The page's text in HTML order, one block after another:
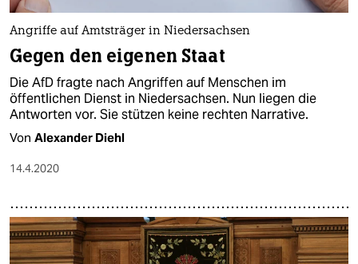
Angriffe auf Amtsträger in Niedersachsen
Gegen den eigenen Staat
Die AfD fragte nach Angriffen auf Menschen im
öffentlichen Dienst in Niedersachsen. Nun liegen die
Antworten vor. Sie stützen keine rechten Narrative.
Von Alexander Diehl
14.4.2020